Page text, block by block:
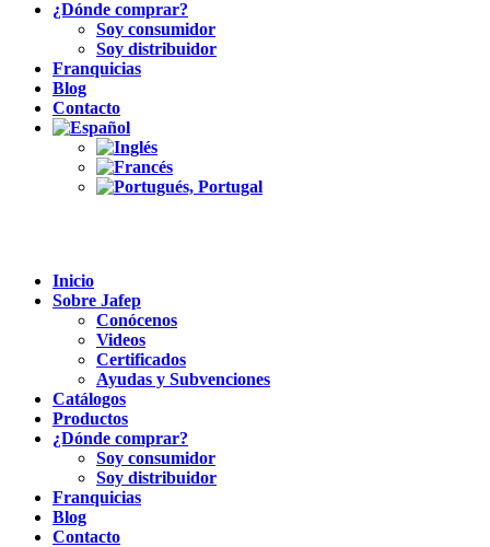
¿Dónde comprar?
Soy consumidor
Soy distribuidor
Franquicias
Blog
Contacto
Inicio
Sobre Jafep
Conócenos
Videos
Certificados
Ayudas y Subvenciones
Catálogos
Productos
¿Dónde comprar?
Soy consumidor
Soy distribuidor
Franquicias
Blog
Contacto